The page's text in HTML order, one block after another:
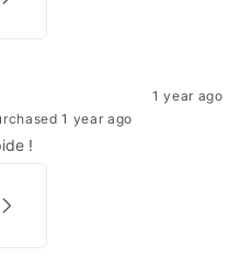
1 year ago
1 year ago
!